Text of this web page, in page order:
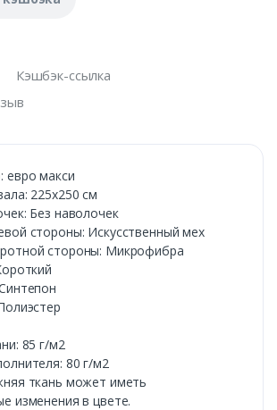
Кэшбэк-ссылка
евро макси
225х250 см
Без наволочек
стороны: Искусственный мех
стороны: Микрофибра
85 г/м2
80 г/м2
ткань может иметь
изменения в цвете.